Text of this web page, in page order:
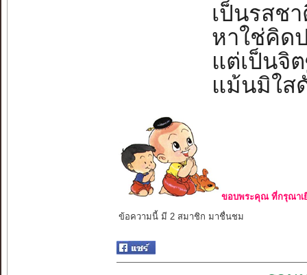
เป็นรสช
หาใช่คิด
แต่เป็นจิ
แม้นมิใส
ขอบพระคุณ ที่กรุณาเ
ข้อความนี้ มี 2 สมาชิก มาชื่นชม